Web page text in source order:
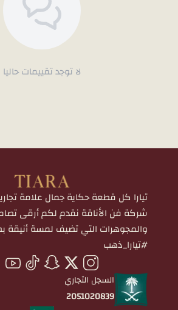
لا توجد تقييمات حاليا
تيارا كل قطعة حكاية جمال علامة
شركة فن الأناقة نقدم لكم أرقى
والمجوهرات التي تضيف لمسة أنيقة
#تيارا_ذهب
السجل التجاري
2051020839